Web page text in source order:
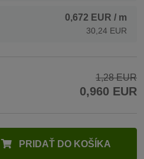
0,672 EUR / m
30,24 EUR
1,28 EUR
0,960 EUR
PRIDAŤ DO KOŠÍKA